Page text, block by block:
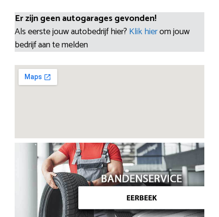
Er zijn geen autogarages gevonden!
Als eerste jouw autobedrijf hier? Klik hierom jouw
bedrijf aan te melden